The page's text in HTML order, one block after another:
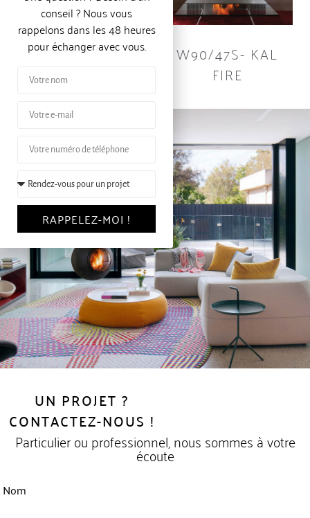
GP105/59F- KAL
W90/47S- KAL
FIRE
UN PROJET ?
CONTACTEZ-NOUS !
Particulier ou professionnel, nous sommes à votre
écoute
Nom
conseil ? Nous vous
rappelons dans les 48 heures
pour échanger avec vous.
RAPPELEZ-MOI !